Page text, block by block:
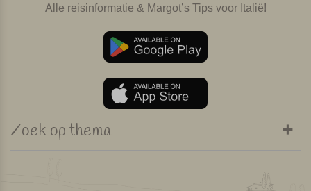
Alle reisinformatie & Margot’s Tips voor Italië!
Zoek op thema